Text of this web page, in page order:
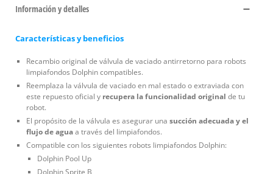
Información y detalles
Características y beneficios
Recambio original de válvula de vaciado antirretorno para robots
limpiafondos Dolphin compatibles.
Reemplaza la válvula de vaciado en mal estado o extraviada con
este repuesto oficial y recupera la funcionalidad original de tu
robot.
El propósito de la válvula es asegurar una succión adecuada y el
flujo de aguaa través del limpiafondos.
Compatible con los siguientes robots limpiafondos Dolphin:
Dolphin Pool Up
Dolphin Sprite B